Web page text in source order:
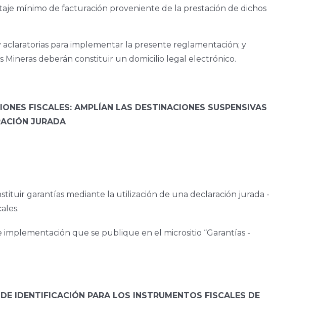
mínimo de facturación proveniente de la prestación de dichos
para implementar la presente reglamentación; y
deberán constituir un domicilio legal electrónico.
FISCALES: AMPLÍAN LAS DESTINACIONES SUSPENSIVAS
JURADA
garantías mediante la utilización de una declaración jurada -
que se publique en el micrositio “Garantías -
IDENTIFICACIÓN PARA LOS INSTRUMENTOS FISCALES DE